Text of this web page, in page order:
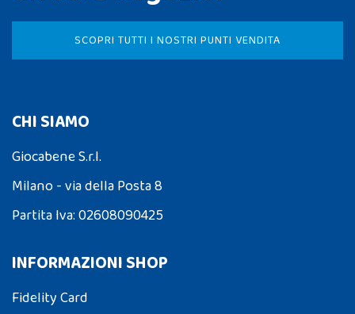
SCOPRI TUTTI I NOSTRI PUNTI VENDITA
CHI SIAMO
Giocabene S.r.l.
Milano - via della Posta 8
Partita Iva: 02608090425
INFORMAZIONI SHOP
Fidelity Card